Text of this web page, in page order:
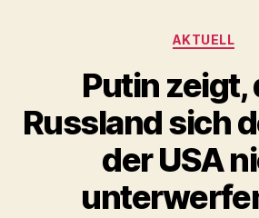
AKTUELL
Putin zeigt,
Russland sich
der USA